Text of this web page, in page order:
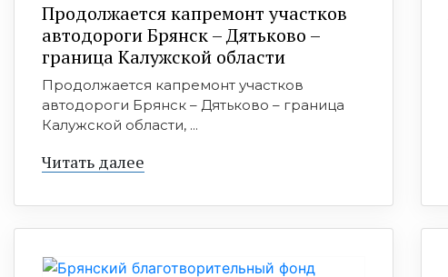
Продолжается капремонт участков
автодороги Брянск – Дятьково –
граница Калужской области
Продолжается капремонт участков
автодороги Брянск – Дятьково – граница
Калужской области, ...
Читать далее